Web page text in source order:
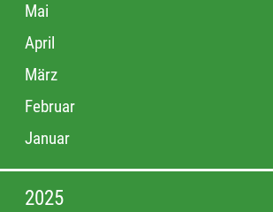
Mai
April
März
Februar
Januar
2025